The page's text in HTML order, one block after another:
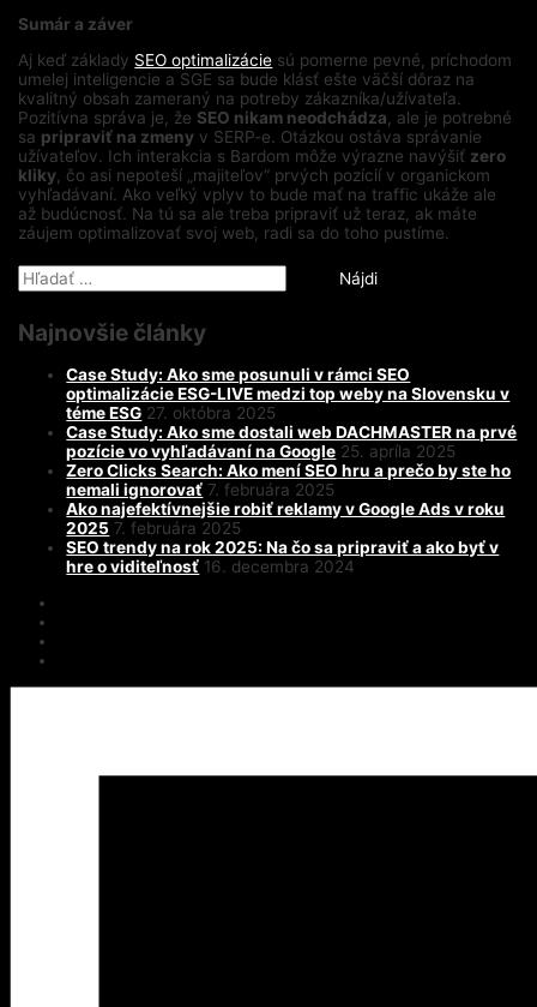
Sumár a záver
Aj keď základy SEO optimalizácie sú pomerne pevné, príchodom
umelej inteligencie a SGE sa bude klásť ešte väčší dôraz na
kvalitný obsah zameraný na potreby zákazníka/užívateľa.
Pozitívna správa je, že SEO nikam neodchádza , ale je potrebné
sa pripraviť na zmeny v SERP-e. Otázkou ostáva správanie
užívateľov. Ich interakcia s Bardom môže výrazne navýšiť zero
kliky , čo asi nepoteší „majiteľov“ prvých pozícií v organickom
vyhľadávaní. Ako veľký vplyv to bude mať na traffic ukáže ale
až budúcnosť. Na tú sa ale treba pripraviť už teraz, ak máte
záujem optimalizovať svoj web, radi sa do toho pustíme.
Hľadať:
Najnovšie články
Case Study: Ako sme posunuli v rámci SEO
optimalizácie ESG-LIVE medzi top weby na Slovensku v
téme ESG 27. októbra 2025
Case Study: Ako sme dostali web DACHMASTER na prvé
pozície vo vyhľadávaní na Google 25. apríla 2025
Zero Clicks Search: Ako mení SEO hru a prečo by ste ho
nemali ignorovať 7. februára 2025
Ako najefektívnejšie robiť reklamy v Google Ads v roku
2025 7. februára 2025
SEO trendy na rok 2025: Na čo sa pripraviť a ako byť v
hre o viditeľnosť 16. decembra 2024